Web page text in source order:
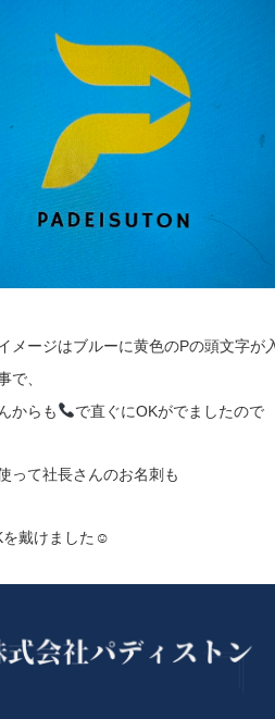
メージはブルーに黄色のPの頭文字が
で、
からも
で直ぐにOKがでましたので
って社長さんのお名刺も
戴けました☺